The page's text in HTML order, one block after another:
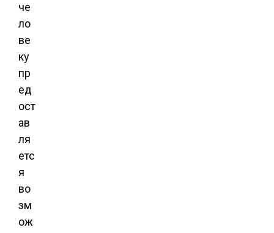
че
ло
ве
ку
пр
ед
ост
ав
ля
етс
я
во
зм
ож